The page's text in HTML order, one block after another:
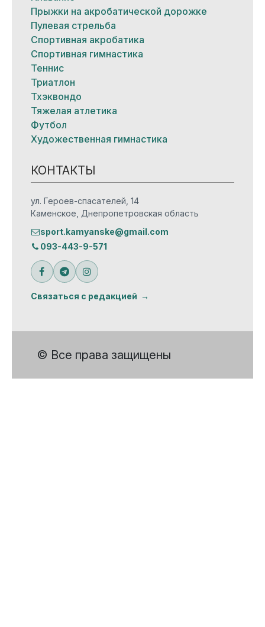
Прыжки на акробатической дорожке
Пулевая стрельба
Спортивная акробатика
Спортивная гимнастика
Теннис
Триатлон
Тхэквондо
Тяжелая атлетика
Футбол
Художественная гимнастика
КОНТАКТЫ
ул. Героев-спасателей, 14
Каменское, Днепропетровская область
sport.kamyanske@gmail.com
093-443-9-571
Связаться с редакцией
© Все права защищены